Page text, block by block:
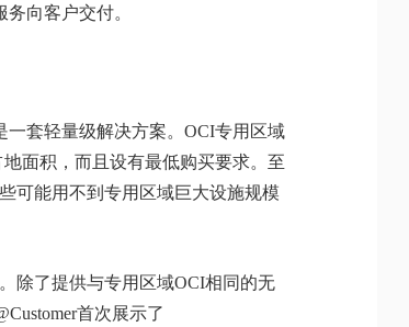
向客户交付。
套轻量级解决方案。OCI专用区域
面积，而且设有最低购买要求。至
可能用不到专用区域巨大设施规模
除了提供与专用区域OCI相同的无
首次展示了